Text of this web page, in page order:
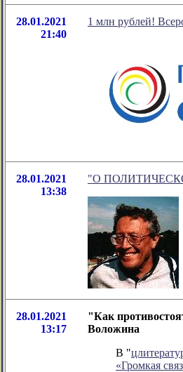
28.01.2021
21:40
1 млн рублей!
28.01.2021
13:38
"О
28.01.2021
13:17
"Как
Воложина
В "
«Громкая